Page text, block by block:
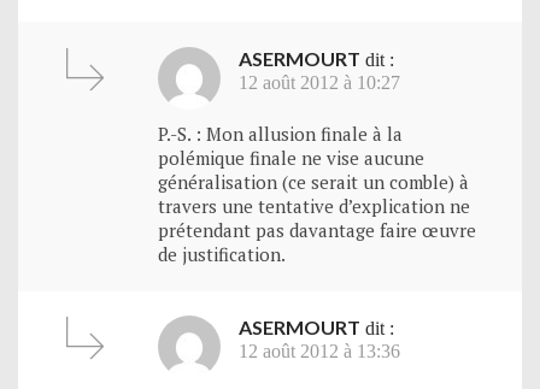
ASERMOURT dit :
12 août 2012 à 10:27
P.-S. : Mon allusion finale à la
polémique finale ne vise aucune
généralisation (ce serait un comble) à
travers une tentative d’explication ne
prétendant pas davantage faire œuvre
de justification.
ASERMOURT dit :
12 août 2012 à 13:36